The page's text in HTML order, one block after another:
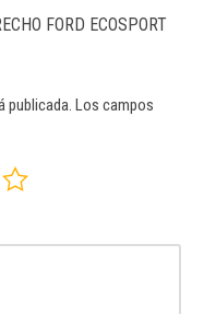
FORD ECOSPORT
publicada. Los campos